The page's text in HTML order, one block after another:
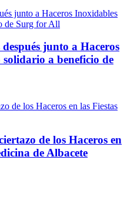
junto a Haceros
a beneficio de
de los Haceros en
de Albacete